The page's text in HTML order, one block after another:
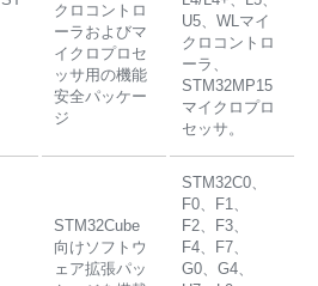
クロコントロ
ーラおよびマ
イクロプロセ
ッサ用の機能
安全パッケー
ジ
U5、WLマイ
クロコントロ
ーラ、
STM32MP15
マイクロプロ
セッサ。
STM32Cube
向けソフトウ
ェア拡張パッ
STM32C0、
F0、F1、
F2、F3、
F4、F7、
G0、G4、